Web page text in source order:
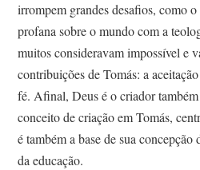
irrompem grandes desafios, como
profana sobre o mundo com a
muitos consideravam impossível e
contribuições de Tomás: a
fé. Afinal, Deus é o criador
conceito de criação em Tomás,
é também a base de sua
da educação.